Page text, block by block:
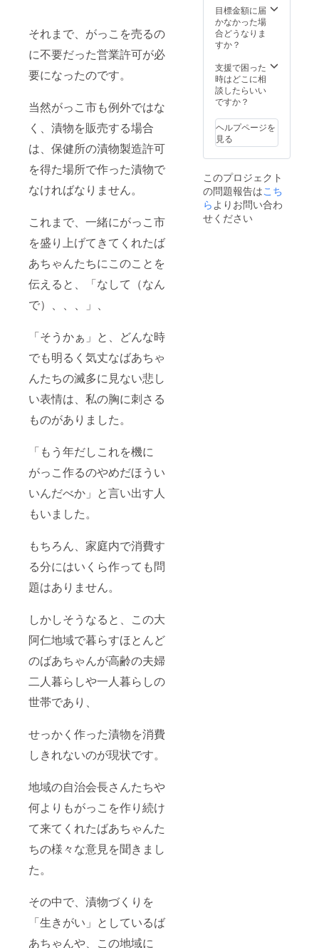
それまで、がっこを売るの
に不要だった営業許可が必
要になったのです。
当然がっこ市も例外ではな
く、漬物を販売する場合
は、保健所の漬物製造許可
を得た場所で作った漬物で
なければなりません。
これまで、一緒にがっこ市
を盛り上げてきてくれたば
あちゃんたちにこのことを
伝えると、「なして（なん
で）、、、」、
「そうかぁ」と、どんな時
でも明るく気丈なばあちゃ
んたちの滅多に見ない悲し
い表情は、私の胸に刺さる
ものがありました。
「もう年だしこれを機に
がっこ作るのやめだほうい
いんだべか」と言い出す人
もいました。
もちろん、家庭内で消費す
る分にはいくら作っても問
題はありません。
しかしそうなると、この大
阿仁地域で暮らすほとんど
のばあちゃんが高齢の夫婦
二人暮らしや一人暮らしの
世帯であり、
せっかく作った漬物を消費
しきれないのが現状です。
地域の自治会長さんたちや
何よりもがっこを作り続け
て来てくれたばあちゃんた
ちの様々な意見を聞きまし
た。
その中で、漬物づくりを
「生きがい」としているば
あちゃんや、この地域に
大阿仁
で育っ
たりん
ごは味
格別。
こち
らの
ジャム
ロスを
防ぐた
め、摘
果りん
用し商
品化し
たもの
です
素材の
目標金額に届
かなかった場
合どうなりま
すか？
支援で困った
時はどこに相
談したらいい
ですか？
ヘルプページを
見る
このプロジェクト
の問題報告はこち
ら よりお問い合わ
せください